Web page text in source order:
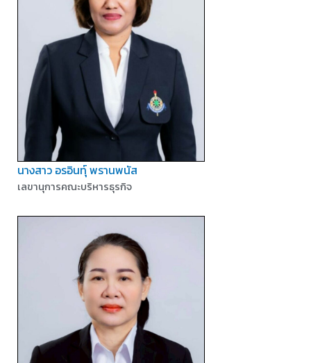
นางสาว อรอินทุ์ พรานพนัส
เลขานุการคณะบริหารธุรกิจ